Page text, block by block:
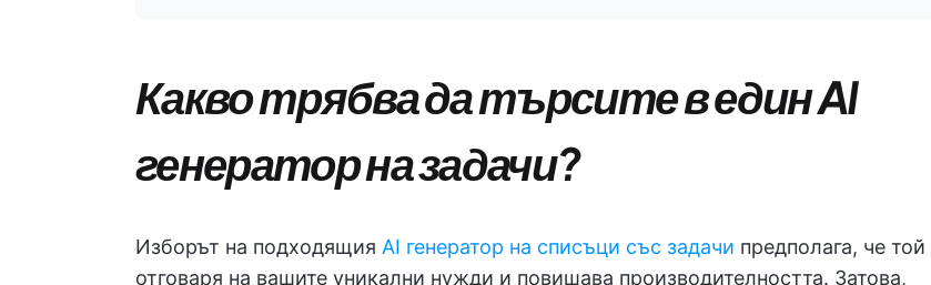
Какво трябва да търсите в един AI
генератор на задачи?
Изборът на подходящия AI генератор на списъци със задачи предполага, че той
отговаря на вашите уникални нужди и повишава производителността. Затова,